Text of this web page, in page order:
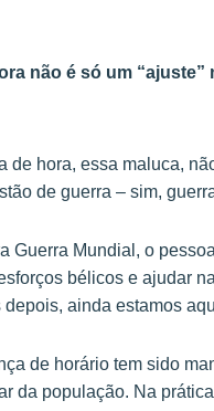
não é só um “ajuste”
de hora, essa maluca,
de guerra – sim,
Guerra Mundial, o
bélicos e ajudar
depois, ainda estamos
de horário tem sido
da população. Na